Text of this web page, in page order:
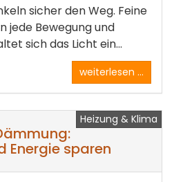
sicher den Weg. Feine
jede Bewegung und
sich das Licht ein...
weiterlesen ...
Heizung & Klima
Energie sparen